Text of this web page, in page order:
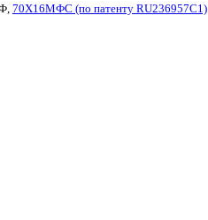
70Х16МФС (по патенту RU236957C1)